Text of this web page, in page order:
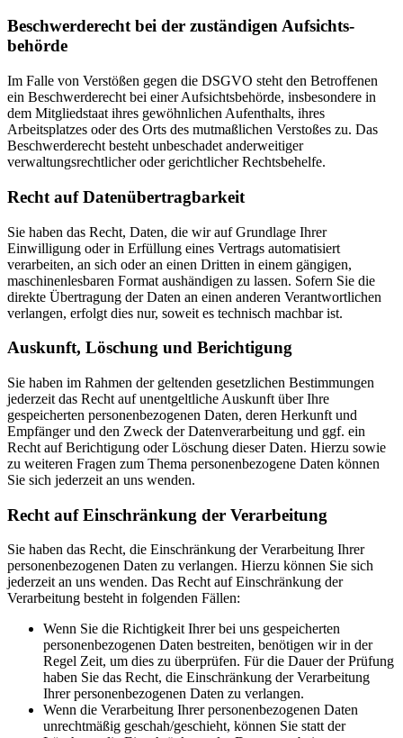
Beschwerde­recht bei der zuständigen Aufsichts­
behörde
Im Falle von Verstößen gegen die DSGVO steht den Betroffenen
ein Beschwerderecht bei einer Aufsichtsbehörde, insbesondere in
dem Mitgliedstaat ihres gewöhnlichen Aufenthalts, ihres
Arbeitsplatzes oder des Orts des mutmaßlichen Verstoßes zu. Das
Beschwerderecht besteht unbeschadet anderweitiger
verwaltungsrechtlicher oder gerichtlicher Rechtsbehelfe.
Recht auf Daten­übertrag­barkeit
Sie haben das Recht, Daten, die wir auf Grundlage Ihrer
Einwilligung oder in Erfüllung eines Vertrags automatisiert
verarbeiten, an sich oder an einen Dritten in einem gängigen,
maschinenlesbaren Format aushändigen zu lassen. Sofern Sie die
direkte Übertragung der Daten an einen anderen Verantwortlichen
verlangen, erfolgt dies nur, soweit es technisch machbar ist.
Auskunft, Löschung und Berichtigung
Sie haben im Rahmen der geltenden gesetzlichen Bestimmungen
jederzeit das Recht auf unentgeltliche Auskunft über Ihre
gespeicherten personenbezogenen Daten, deren Herkunft und
Empfänger und den Zweck der Datenverarbeitung und ggf. ein
Recht auf Berichtigung oder Löschung dieser Daten. Hierzu sowie
zu weiteren Fragen zum Thema personenbezogene Daten können
Sie sich jederzeit an uns wenden.
Recht auf Einschränkung der Verarbeitung
Sie haben das Recht, die Einschränkung der Verarbeitung Ihrer
personenbezogenen Daten zu verlangen. Hierzu können Sie sich
jederzeit an uns wenden. Das Recht auf Einschränkung der
Verarbeitung besteht in folgenden Fällen:
Wenn Sie die Richtigkeit Ihrer bei uns gespeicherten
personenbezogenen Daten bestreiten, benötigen wir in der
Regel Zeit, um dies zu überprüfen. Für die Dauer der Prüfung
haben Sie das Recht, die Einschränkung der Verarbeitung
Ihrer personenbezogenen Daten zu verlangen.
Wenn die Verarbeitung Ihrer personenbezogenen Daten
unrechtmäßig geschah/geschieht, können Sie statt der